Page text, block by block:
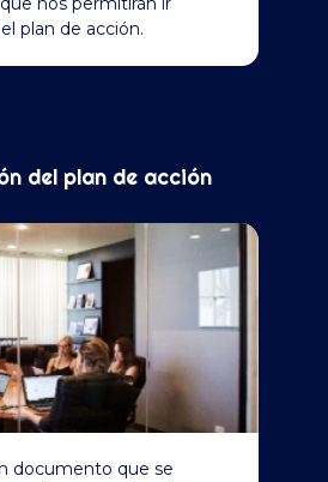
plan de acción.
del plan de acción
documento que se